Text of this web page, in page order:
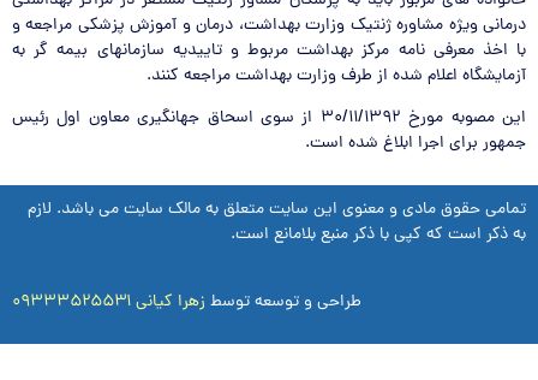
ژنتیک وزارت بهداشت، درمان و آموزش پزشکی مراجعه و
مرکز بهداشت مربوط و تاییدیه سازمانهای بیمه گر به
شده از طرف وزارت بهداشت مراجعه کنند.
این مصوبه مورخ ۳۰/۱۱/۱۳۹۲ از سوی اسحاق جهانگیری معاون اول رئیس
ابلاغ شده است.
و معنوی این سایت متعلق به مالک سایت می باشد. لازم
با ذکر منبع بلامانع است.
طراحی و توسعه توسطزهرا کیانی ۰۹۳۳۳۵۲۵۵۳۱